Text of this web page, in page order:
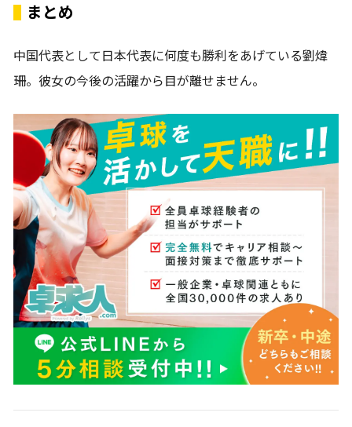
まとめ
中国代表として日本代表に何度も勝利をあげている劉煒
珊。彼女の今後の活躍から目が離せません。